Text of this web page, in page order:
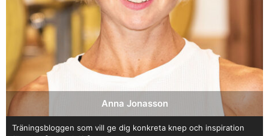
Anna Jonasson
Träningsbloggen som vill ge dig konkreta knep och inspiration